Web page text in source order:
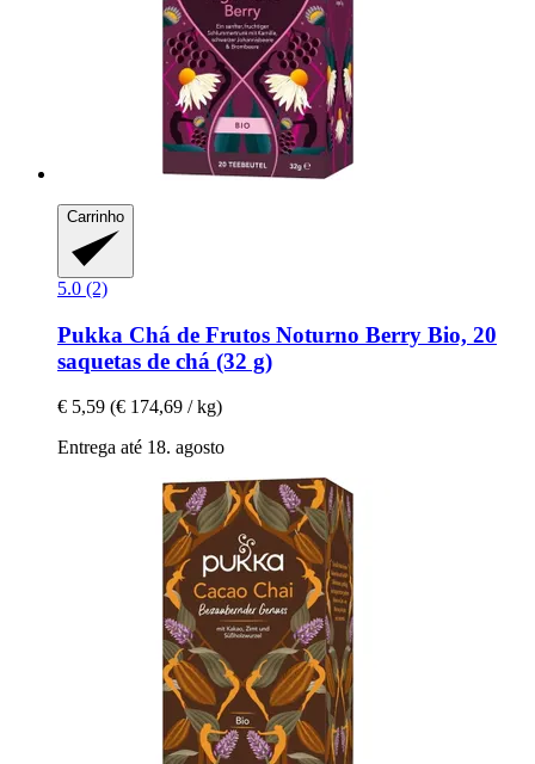
Carrinho
5.0 (2)
Pukka Chá de Frutos Noturno Berry Bio, 20
saquetas de chá (32 g)
€ 5,59 (€ 174,69 / kg)
Entrega até 18. agosto